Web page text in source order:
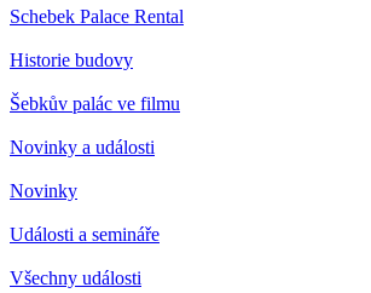
Schebek Palace Rental
Historie budovy
Šebkův palác ve filmu
Novinky a události
Novinky
Události a semináře
Všechny události